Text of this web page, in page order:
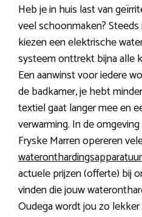
Heb je in huis last van
veel schoonmaken?
kiezen een elektrische
systeem onttrekt bijna alle
Een aanwinst voor iedere
de badkamer, je hebt
textiel gaat langer mee en
verwarming. In de
Fryske Marren opereren
wateronthardingsapparatuur
actuele prijzen (offerte) bij
vinden die jouw
Oudega wordt jou zo